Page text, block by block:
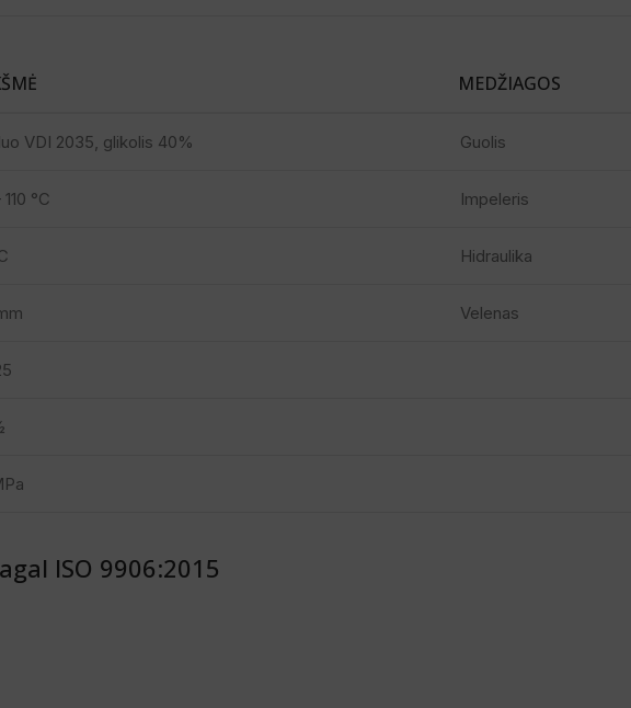
MEDŽIAGOS
VDI 2035, glikolis 40% Guolis
°C Impeleris
Hidraulika
Velenas
ISO 9906:2015